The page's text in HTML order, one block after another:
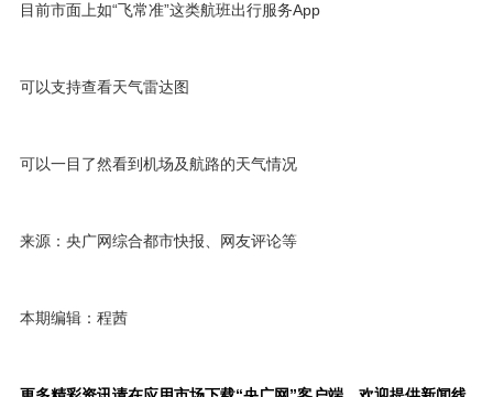
目前市面上如“飞常准”这类航班出行服务App
可以支持查看天气雷达图
可以一目了然看到机场及航路的天气情况
来源：央广网综合都市快报、网友评论等
本期编辑：程茜